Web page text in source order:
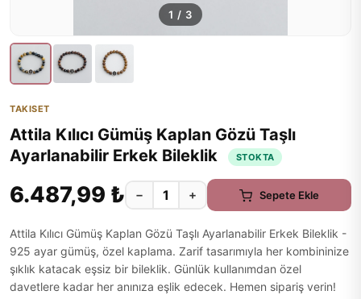
1 / 3
TAKISET
Attila Kılıcı Gümüş Kaplan Gözü Taşlı
Ayarlanabilir Erkek Bileklik
STOKTA
6.487,99 ₺ − + Sepete Ekle
Attila Kılıcı Gümüş Kaplan Gözü Taşlı Ayarlanabilir Erkek Bileklik -
925 ayar gümüş, özel kaplama. Zarif tasarımıyla her kombininize
şıklık katacak eşsiz bir bileklik. Günlük kullanımdan özel
davetlere kadar her anınıza eşlik edecek. Hemen sipariş verin!